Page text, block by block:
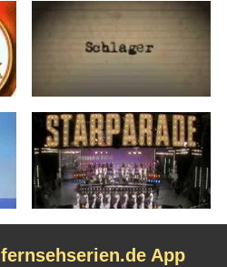
fernsehserien.de App